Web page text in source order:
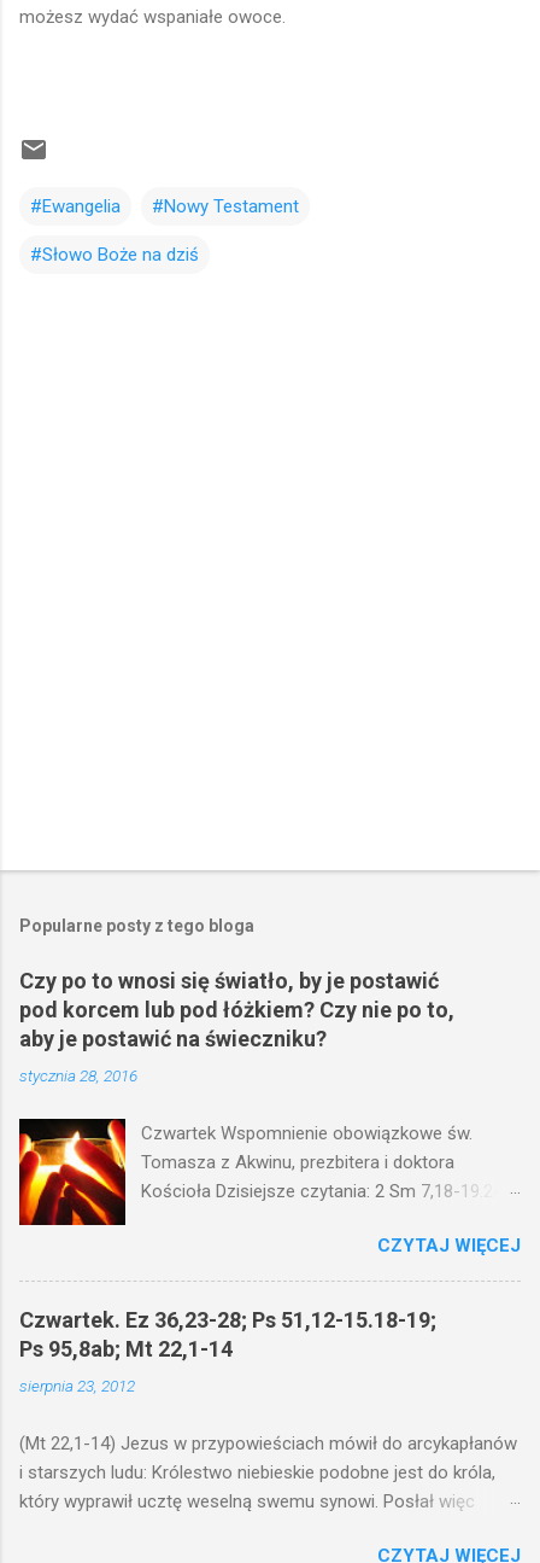
możesz wydać wspaniałe owoce.
#Ewangelia #Nowy Testament
#Słowo Boże na dziś
Popularne posty z tego bloga
Czy po to wnosi się światło, by je postawić
pod korcem lub pod łóżkiem? Czy nie po to,
aby je postawić na świeczniku?
stycznia 28, 2016
Czwartek Wspomnienie obowiązkowe św.
Tomasza z Akwinu, prezbitera i doktora
Kościoła Dzisiejsze czytania: 2 Sm 7,18-19.24-
(Mk 4,21-25) Jezus mówił ludowi: Czy po to
wnosi się światło, by je postawić pod korcem
na świeczniku? Nie ma bowiem nic ukrytego, co
by nie miało wyjść na jaw. Kto ma uszy do
wy mierzycie, odmierzą wam i jeszcze wam
dołożą. Bo kto ma, temu będzie dane; a kto nie
ma, pozbawią go i tego, co ma. W dzisiejszym
CZYTAJ WIĘCEJ
Czwartek. Ez 36,23-28; Ps 51,12-15.18-19;
Ps 95,8ab; Mt 22,1-14
sierpnia 23, 2012
(Mt 22,1-14) Jezus w przypowieściach mówił do arcykapłanów
i starszych ludu: Królestwo niebieskie podobne jest do króla,
który wyprawił ucztę weselną swemu synowi. Posłał więc
CZYTAJ WIĘCEJ